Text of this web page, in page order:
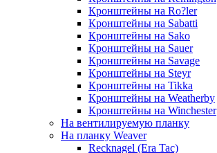
Кронштейны на Ro?ler
Кронштейны на Sabatti
Кронштейны на Sako
Кронштейны на Sauer
Кронштейны на Savage
Кронштейны на Steyr
Кронштейны на Tikka
Кронштейны на Weatherby
Кронштейны на Winchester
На вентилируемую планку
На планку Weaver
Recknagel (Era Tac)